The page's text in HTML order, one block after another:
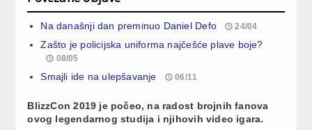
Na današnji dan preminuo Daniel Defo 24/04
Zašto je policijska uniforma najčešće plave boje?
08/05
Smajli ide na ulepšavanje 06/11
BlizzCon 2019 je počeo, na radost brojnih fanova
ovog legendarnog studija i njihovih video igara.